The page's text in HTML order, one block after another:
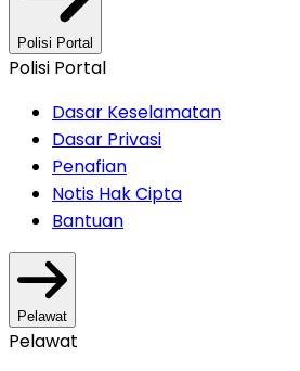
Polisi Portal
Polisi Portal
Dasar Keselamatan
Dasar Privasi
Penafian
Notis Hak Cipta
Bantuan
Pelawat
Pelawat